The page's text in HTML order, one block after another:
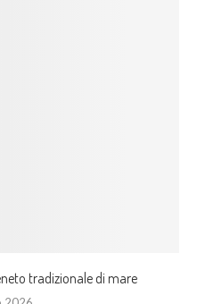
tradizionale di mare